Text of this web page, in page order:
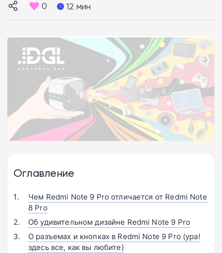
0 12 мин
Оглавление
Чем Redmi Note 9 Pro отличается от Redmi Note
8 Pro
Об удивительном дизайне Redmi Note 9 Pro
О разъемах и кнопках в Redmi Note 9 Pro (ура!
здесь все, как вы любите)